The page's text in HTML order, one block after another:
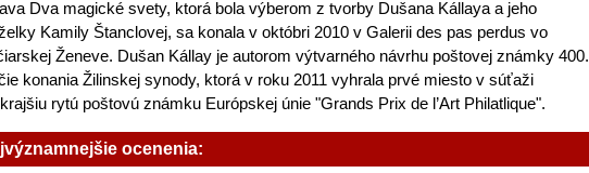
Dva magické svety, ktorá bola výberom z tvorby Dušana Kállaya a jeho
Kamily Štanclovej, sa konala v októbri 2010 v Galerii des pas perdus vo
Ženeve. Dušan Kállay je autorom výtvarného návrhu poštovej známky 400.
konania Žilinskej synody, ktorá v roku 2011 vyhrala prvé miesto v súťaži
rytú poštovú známku Európskej únie "Grands Prix de l’Art Philatlique".
ocenenia: